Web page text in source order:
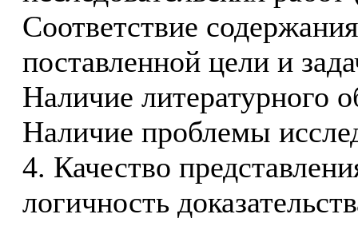
Соответствие
поставленной цели и
Наличие литературного
Наличие проблемы
4. Качество
логичность